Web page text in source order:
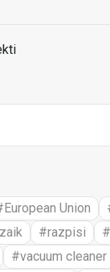
Union
#razpisi
#vacuum cleaner